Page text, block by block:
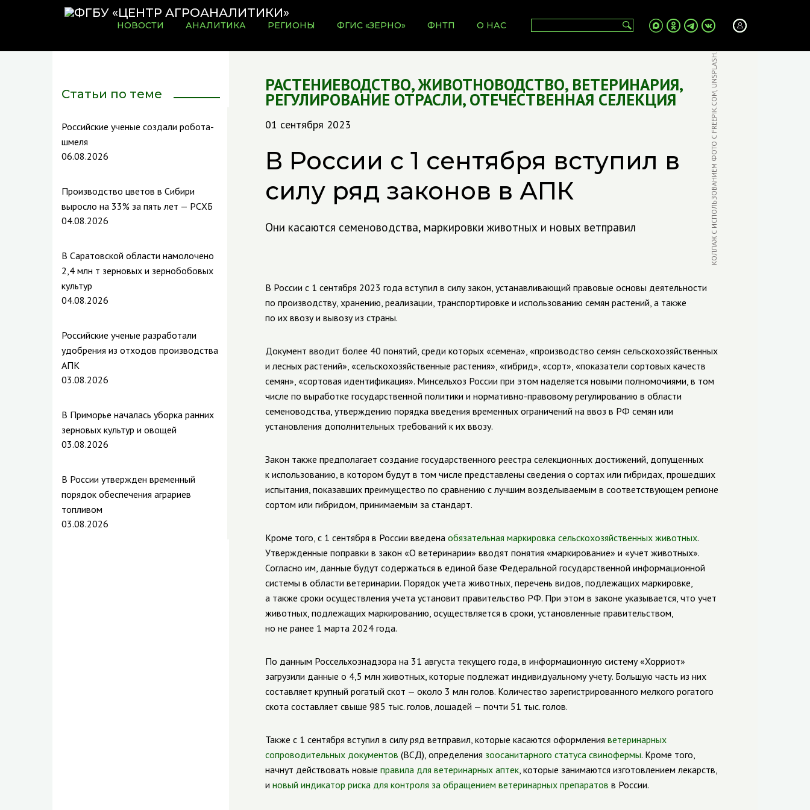
НОВОСТИ АНАЛИТИКА РЕГИОНЫ ФГИС «ЗЕРНО» ФНТП О НАС
Статьи по теме
Российские ученые создали робота-
шмеля
06.08.2026
Производство цветов в Сибири
выросло на 33% за пять лет — РСХБ
04.08.2026
В Саратовской области намолочено
2,4 млн т зерновых и зернобобовых
культур
04.08.2026
Российские ученые разработали
удобрения из отходов производства
АПК
03.08.2026
В Приморье началась уборка ранних
зерновых культур и овощей
03.08.2026
В России утвержден временный
порядок обеспечения аграриев
топливом
03.08.2026
РАСТЕНИЕВОДСТВО,ЖИВОТНОВОДСТВО, ВЕТЕРИНАРИЯ,
РЕГУЛИРОВАНИЕ ОТРАСЛИ, ОТЕЧЕСТВЕННАЯ СЕЛЕКЦИЯ
01 сентября 2023
В России с 1 сентября вступил в
силу ряд законов в АПК
Они касаются семеноводства, маркировки животных и новых ветправил КОЛЛАЖ С ИСПОЛЬЗОВАНИЕМ ФОТО С FREEPIK.COM, UNSPLASH.COM
В России с 1 сентября 2023 года вступил в силу закон, устанавливающий правовые основы деятельности
по производству, хранению, реализации, транспортировке и использованию семян растений, а также
по их ввозу и вывозу из страны.
Документ вводит более 40 понятий, среди которых «семена», «производство семян сельскохозяйственных
и лесных растений», «сельскохозяйственные растения», «гибрид», «сорт», «показатели сортовых качеств
семян», «сортовая идентификация». Минсельхоз России при этом наделяется новыми полномочиями, в том
числе по выработке государственной политики и нормативно-правовому регулированию в области
семеноводства, утверждению порядка введения временных ограничений на ввоз в РФ семян или
установления дополнительных требований к их ввозу.
Закон также предполагает создание государственного реестра селекционных достижений, допущенных
к использованию, в котором будут в том числе представлены сведения о сортах или гибридах, прошедших
испытания, показавших преимущество по сравнению с лучшим возделываемым в соответствующем регионе
сортом или гибридом, принимаемым за стандарт.
Кроме того, с 1 сентября в России введена обязательная маркировка сельскохозяйственных животных.
Утвержденные поправки в закон «О ветеринарии» вводят понятия «маркирование» и «учет животных».
Согласно им, данные будут содержаться в единой базе Федеральной государственной информационной
системы в области ветеринарии. Порядок учета животных, перечень видов, подлежащих маркировке,
а также сроки осуществления учета установит правительство РФ. При этом в законе указывается, что учет
животных, подлежащих маркированию, осуществляется в сроки, установленные правительством,
но не ранее 1 марта 2024 года.
По данным Россельхознадзора на 31 августа текущего года, в информационную систему «Хорриот»
загрузили данные о 4,5 млн животных, которые подлежат индивидуальному учету. Большую часть из них
составляет крупный рогатый скот — около 3 млн голов. Количество зарегистрированного мелкого рогатого
скота составляет свыше 985 тыс. голов, лошадей — почти 51 тыс. голов.
Также с 1 сентября вступил в силу ряд ветправил, которые касаются оформления ветеринарных
сопроводительных документов (ВСД), определения зоосанитарного статуса свинофермы. Кроме того,
начнут действовать новые правила для ветеринарных аптек, которые занимаются изготовлением лекарств,
и новый индикатор риска для контроля за обращением ветеринарных препаратов в России.